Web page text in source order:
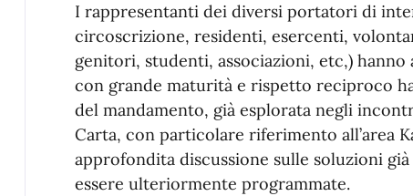
I rappresentanti dei diversi portatori di
circoscrizione, residenti, esercenti,
genitori, studenti, associazioni, etc,) hanno
con grande maturità e rispetto reciproco
del mandamento, già esplorata negli
Carta, con particolare riferimento all’area
approfondita discussione sulle soluzioni
essere ulteriormente programmate.